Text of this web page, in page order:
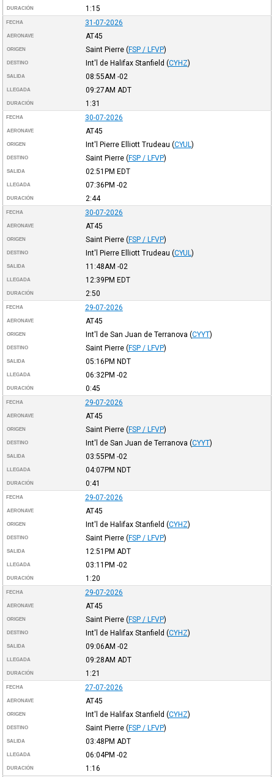
DURACIÓN 1:15
FECHA 31-07-2026
AERONAVE AT45
ORIGEN Saint Pierre (FSP / LFVP)
DESTINO Int'l de Halifax Stanfield (CYHZ)
SALIDA 08:55AM -02
LLEGADA 09:27AM ADT
DURACIÓN 1:31
FECHA 30-07-2026
AERONAVE AT45
ORIGEN Int'l Pierre Elliott Trudeau (CYUL )
DESTINO Saint Pierre (FSP / LFVP)
SALIDA 02:51PM EDT
LLEGADA 07:36PM -02
DURACIÓN 2:44
FECHA 30-07-2026
AERONAVE AT45
ORIGEN Saint Pierre (FSP / LFVP)
DESTINO Int'l Pierre Elliott Trudeau (CYUL )
SALIDA 11:48AM -02
LLEGADA 12:39PM EDT
DURACIÓN 2:50
FECHA 29-07-2026
AERONAVE AT45
ORIGEN Int'l de San Juan de Terranova (CYYT)
DESTINO Saint Pierre (FSP / LFVP)
SALIDA 05:16PM NDT
LLEGADA 06:32PM -02
DURACIÓN 0:45
FECHA 29-07-2026
AERONAVE AT45
ORIGEN Saint Pierre (FSP / LFVP)
DESTINO Int'l de San Juan de Terranova (CYYT)
SALIDA 03:55PM -02
LLEGADA 04:07PM NDT
DURACIÓN 0:41
FECHA 29-07-2026
AERONAVE AT45
ORIGEN Int'l de Halifax Stanfield (CYHZ)
DESTINO Saint Pierre (FSP / LFVP)
SALIDA 12:51PM ADT
LLEGADA 03:11PM -02
DURACIÓN 1:20
FECHA 29-07-2026
AERONAVE AT45
ORIGEN Saint Pierre (FSP / LFVP)
DESTINO Int'l de Halifax Stanfield (CYHZ)
SALIDA 09:06AM -02
LLEGADA 09:28AM ADT
DURACIÓN 1:21
FECHA 27-07-2026
AERONAVE AT45
ORIGEN Int'l de Halifax Stanfield (CYHZ)
DESTINO Saint Pierre (FSP / LFVP)
SALIDA 03:48PM ADT
LLEGADA 06:04PM -02
DURACIÓN 1:16